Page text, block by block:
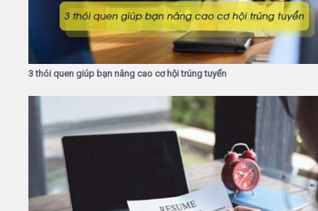
3 thói quen giúp bạn nâng cao cơ hội trúng tuyển